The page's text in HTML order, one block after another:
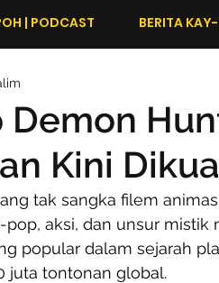
| PODCAST BERITA
Demon
Kini
tak sangka filem
pop, aksi, dan unsur
popular dalam sejarah
juta tontonan global.